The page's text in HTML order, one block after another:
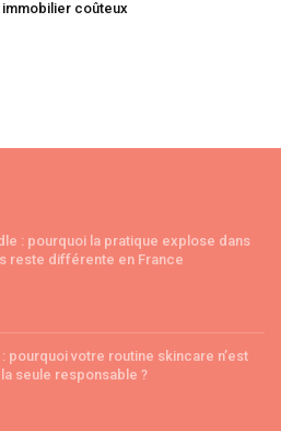
immobilier coûteux
: pourquoi la pratique explose dans
reste différente en France
pourquoi votre routine skincare n’est
seule responsable ?